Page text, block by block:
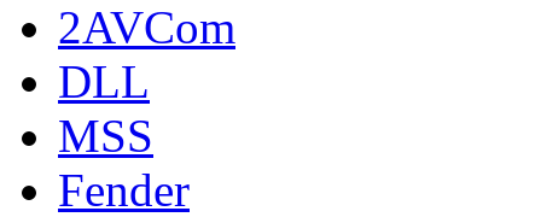
2AVCom
DLL
MSS
Fender